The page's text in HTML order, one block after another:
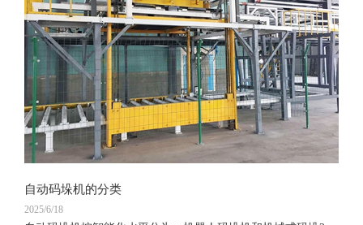
自动码垛机的分类
2025/6/18